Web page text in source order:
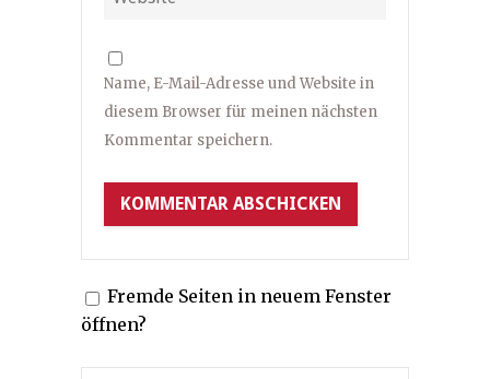
Name, E-Mail-Adresse und Website in
diesem Browser für meinen nächsten
Kommentar speichern.
Fremde Seiten in neuem Fenster
öffnen?